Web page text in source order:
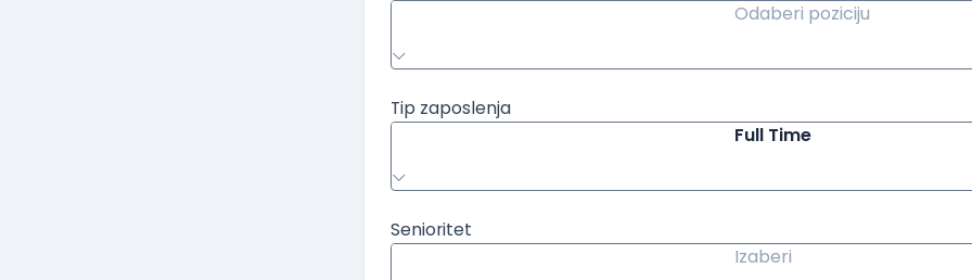
Odaberi poziciju
Tip zaposlenja
Full Time
Senioritet
Izaberi